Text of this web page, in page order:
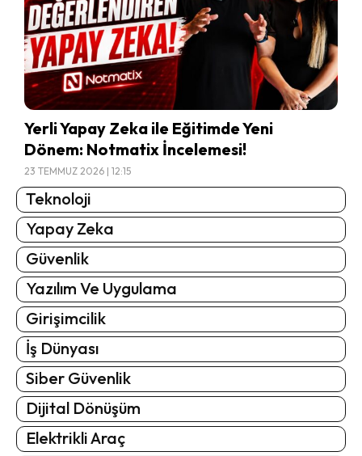
Yerli Yapay Zeka ile Eğitimde Yeni
Dönem: Notmatix İncelemesi!
23 TEMMUZ 2026 | 12:15
Teknoloji
Yapay Zeka
Güvenlik
Yazılım Ve Uygulama
Girişimcilik
İş Dünyası
Siber Güvenlik
Dijital Dönüşüm
Elektrikli Araç